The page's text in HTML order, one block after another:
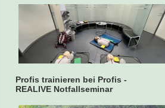
Profis trainieren bei Profis -
REALIVE Notfallseminar